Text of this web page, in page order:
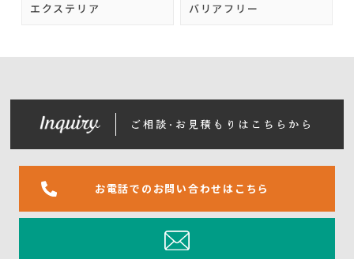
エクステリア バリアフリー
お電話でのお問い合わせはこちら